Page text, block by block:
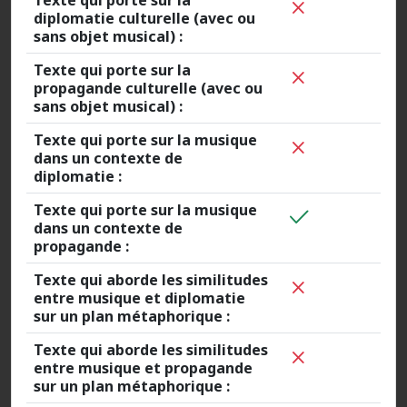
diplomatie culturelle (avec ou
sans objet musical) :
Texte qui porte sur la
propagande culturelle (avec ou
sans objet musical) :
Texte qui porte sur la musique
dans un contexte de
diplomatie :
Texte qui porte sur la musique
dans un contexte de
propagande :
Texte qui aborde les similitudes
entre musique et diplomatie
sur un plan métaphorique :
Texte qui aborde les similitudes
entre musique et propagande
sur un plan métaphorique :